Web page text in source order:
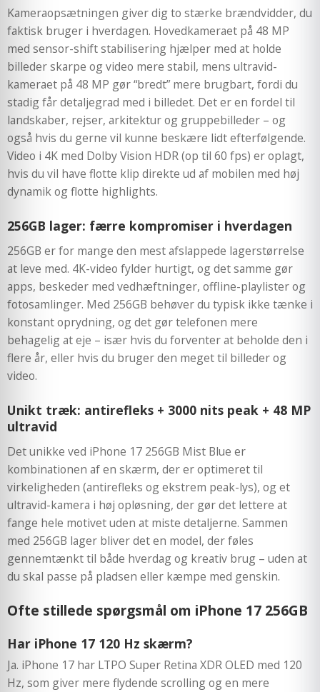
Kameraopsætningen giver dig to stærke brændvidder, du
faktisk bruger i hverdagen. Hovedkameraet på 48 MP
med sensor-shift stabilisering hjælper med at holde
billeder skarpe og video mere stabil, mens ultravid-
kameraet på 48 MP gør “bredt” mere brugbart, fordi du
stadig får detaljegrad med i billedet. Det er en fordel til
landskaber, rejser, arkitektur og gruppebilleder – og
også hvis du gerne vil kunne beskære lidt efterfølgende.
Video i 4K med Dolby Vision HDR (op til 60 fps) er oplagt,
hvis du vil have flotte klip direkte ud af mobilen med høj
dynamik og flotte highlights.
256GB lager: færre kompromiser i hverdagen
256GB er for mange den mest afslappede lagerstørrelse
at leve med. 4K-video fylder hurtigt, og det samme gør
apps, beskeder med vedhæftninger, offline-playlister og
fotosamlinger. Med 256GB behøver du typisk ikke tænke i
konstant oprydning, og det gør telefonen mere
behagelig at eje – især hvis du forventer at beholde den i
flere år, eller hvis du bruger den meget til billeder og
video.
Unikt træk: antirefleks + 3000 nits peak + 48 MP
ultravid
Det unikke ved iPhone 17 256GB Mist Blue er
kombinationen af en skærm, der er optimeret til
virkeligheden (antirefleks og ekstrem peak-lys), og et
ultravid-kamera i høj opløsning, der gør det lettere at
fange hele motivet uden at miste detaljerne. Sammen
med 256GB lager bliver det en model, der føles
gennemtænkt til både hverdag og kreativ brug – uden at
du skal passe på pladsen eller kæmpe med genskin.
Ofte stillede spørgsmål om iPhone 17 256GB
Har iPhone 17 120 Hz skærm?
Ja. iPhone 17 har LTPO Super Retina XDR OLED med 120
Hz, som giver mere flydende scrolling og en mere